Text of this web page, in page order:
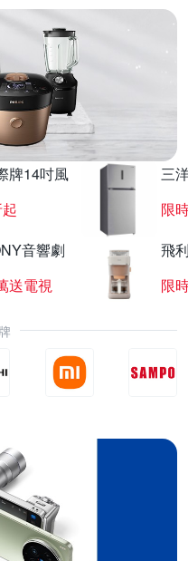
牌14吋風
三
限
音響劇
送電視
飛
限